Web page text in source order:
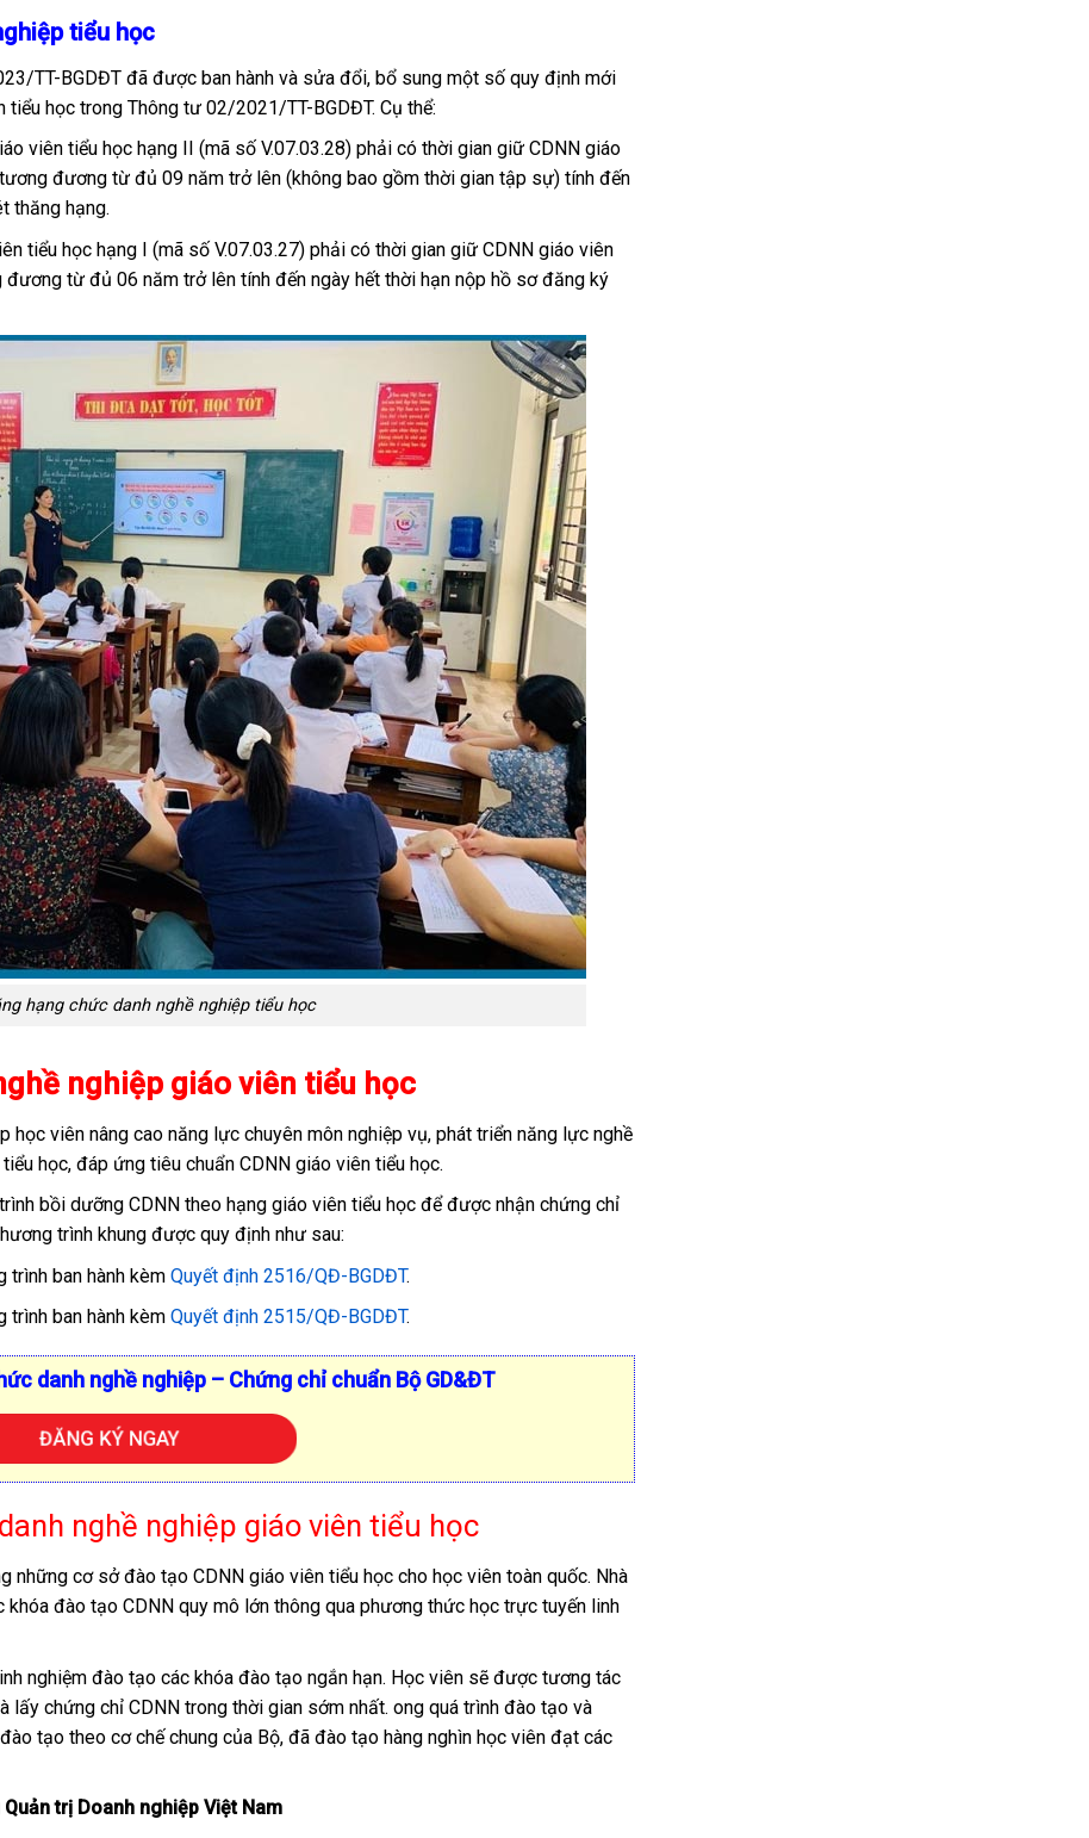
tiểu học
TT-BGDĐT đã được ban hành và sửa đổi, bổ sung một số quy định mới
học trong Thông tư 02/2021/TT-BGDĐT. Cụ thể:
viên tiểu học hạng II (mã số V.07.03.28) phải có thời gian giữ CDNN giáo
đương từ đủ 09 năm trở lên (không bao gồm thời gian tập sự) tính đến
thăng hạng.
tiểu học hạng I (mã số V.07.03.27) phải có thời gian giữ CDNN giáo viên
từ đủ 06 năm trở lên tính đến ngày hết thời hạn nộp hồ sơ đăng ký
hạng chức danh nghề nghiệp tiểu học
nghiệp giáo viên tiểu học
viên nâng cao năng lực chuyên môn nghiệp vụ, phát triển năng lực nghề
học, đáp ứng tiêu chuẩn CDNN giáo viên tiểu học.
bồi dưỡng CDNN theo hạng giáo viên tiểu học để được nhận chứng chỉ
trình khung được quy định như sau:
trình ban hành kèm Quyết định 2516/QĐ-BGDĐT.
trình ban hành kèm Quyết định 2515/QĐ-BGDĐT.
danh nghề nghiệp – Chứng chỉ chuẩn Bộ GD&ĐT
ĐĂNG KÝ NGAY
nghề nghiệp giáo viên tiểu học
những cơ sở đào tạo CDNN giáo viên tiểu học cho học viên toàn quốc. Nhà
đào tạo CDNN quy mô lớn thông qua phương thức học trực tuyến linh
nghiệm đào tạo các khóa đào tạo ngắn hạn. Học viên sẽ được tương tác
chứng chỉ CDNN trong thời gian sớm nhất. ong quá trình đào tạo và
tạo theo cơ chế chung của Bộ, đã đào tạo hàng nghìn học viên đạt các
trị Doanh nghiệp Việt Nam